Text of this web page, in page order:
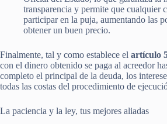
transparencia y permite que cualquier
participar en la puja, aumentando las
obtener un buen precio.
Finalmente, tal y como establece el artículo
con el dinero obtenido se paga al acreedor
completo el principal de la deuda, los
todas las costas del procedimiento de
La paciencia y la ley, tus mejores aliadas